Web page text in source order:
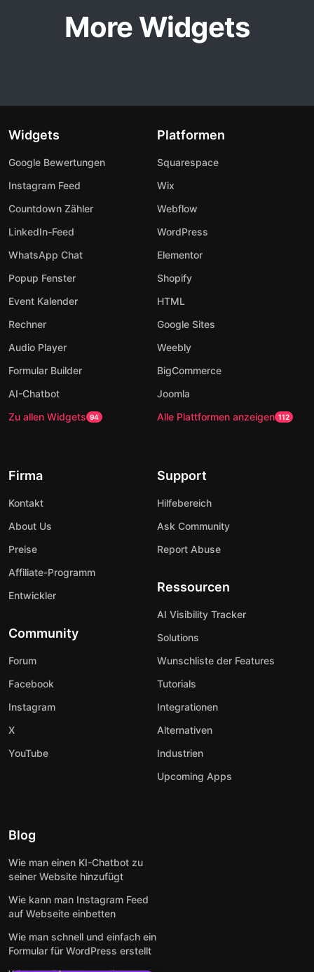
More Widgets
Widgets
Google Bewertungen
Instagram Feed
Countdown Zähler
LinkedIn-Feed
WhatsApp Chat
Popup Fenster
Event Kalender
Rechner
Audio Player
Formular Builder
AI-Chatbot
Zu allen Widgets 94
Platformen
Squarespace
Wix
Webflow
WordPress
Elementor
Shopify
HTML
Google Sites
Weebly
BigCommerce
Joomla
Alle Plattformen anzeigen 112
Firma
Kontakt
About Us
Preise
Affiliate-Programm
Entwickler
Community
Forum
Facebook
Instagram
X
YouTube
Support
Hilfebereich
Ask Community
Report Abuse
Ressourcen
AI Visibility Tracker
Solutions
Wunschliste der Features
Tutorials
Integrationen
Alternativen
Industrien
Upcoming Apps
Blog
Wie man einen KI-Chatbot zu
seiner Website hinzufügt
Wie kann man Instagram Feed
auf Webseite einbetten
Wie man schnell und einfach ein
Formular für WordPress erstellt